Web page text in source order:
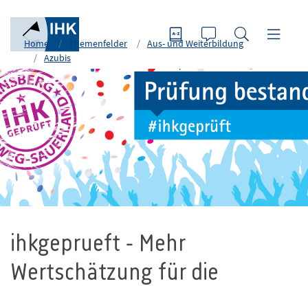
Home Themenfelder
Aus- und Weiterbildung
Azubis
ihkgeprueft - Mehr
Wertschätzung für die